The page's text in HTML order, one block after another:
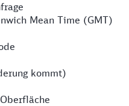
Mean Time (GMT)
kommt)